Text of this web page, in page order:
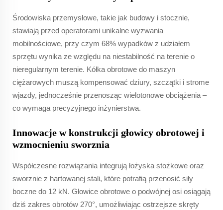
Środowiska przemysłowe, takie jak budowy i stocznie,
stawiają przed operatorami unikalne wyzwania
mobilnościowe, przy czym 68% wypadków z udziałem
sprzętu wynika ze względu na niestabilność na terenie o
nieregularnym terenie. Kółka obrotowe do maszyn
ciężarowych muszą kompensować dziury, szczątki i strome
wjazdy, jednocześnie przenosząc wielotonowe obciążenia –
co wymaga precyzyjnego inżynierstwa.
Innowacje w konstrukcji głowicy obrotowej i
wzmocnieniu sworznia
Współczesne rozwiązania integrują łożyska stożkowe oraz
sworznie z hartowanej stali, które potrafią przenosić siły
boczne do 12 kN. Głowice obrotowe o podwójnej osi osiągają
dziś zakres obrotów 270°, umożliwiając ostrzejsze skręty